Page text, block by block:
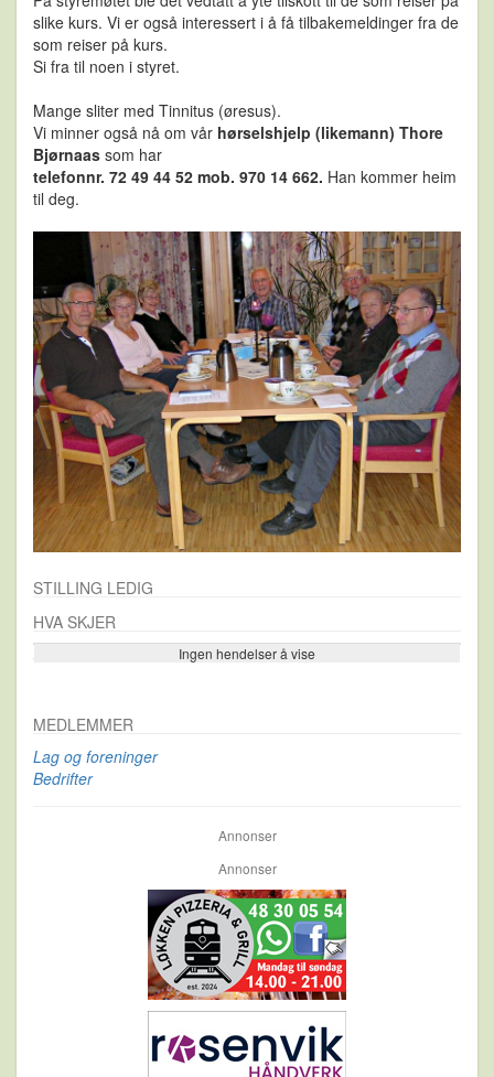
slike kurs. Vi er også interessert i å få tilbakemeldinger fra de
som reiser på kurs.
Si fra til noen i styret.
Mange sliter med Tinnitus (øresus).
Vi minner også nå om vår hørselshjelp (likemann) Thore
Bjørnaas som har
telefonnr. 72 49 44 52 mob. 970 14 662. Han kommer heim
til deg.
STILLING LEDIG
HVA SKJER
Ingen hendelser å vise
Se flere…
MEDLEMMER
Lag og foreninger
Bedrifter
Annonser
Annonser